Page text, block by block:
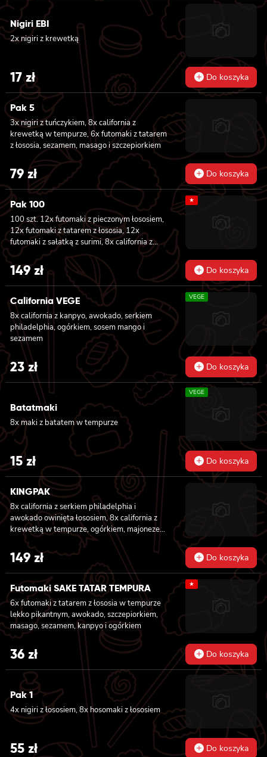
Nigiri EBI
2x nigiri z krewetką
17zł Do koszyka
Pak 5
3x nigiri z tuńczykiem, 8x california z
krewetką w tempurze, 6x futomaki z tatarem
z łososia, sezamem, masago i szczepiorkiem
79 zł Do koszyka
Pak 100
100 szt. 12x futomaki z pieczonym łososiem,
12x futomaki z tatarem z łososia, 12x
futomaki z sałatką z surimi, 8x california z
tuńczykiem, 8x california z pieczonym
łososiem, 8x california z krewetką w
tempurze, 8x maki z ogórkiem, 8x maki z
oshinko, 8x maki z surimi, 8x maki z łososiem,
8x maki z kanpyo
★
149zł Do koszyka
California VEGE
8x california z kanpyo, awokado, serkiem
philadelphia, ogórkiem, sosem mango i
sezamem
VEGE
23zł Do koszyka
Batatmaki
8x maki z batatem w tempurze
VEGE
15zł Do koszyka
KINGPAK
8x california z serkiem philadelphia i
awokado owinięta łososiem, 8x california z
krewetką w tempurze, ogórkiem, majonezem
lekko pikantnym, sezam i masago owinięta
łososiem, 8x california z łososiem, serkiem
philadelphia, ogórkiem, majonezem lekko
pikantnym i sezamem owinięta krewetką, 8x
california z krewetką w tempurze, ogórkiem,
majonezem lekko pikantnym, sosem teriyaki i
sezamem owinięta węgorzem i awokado
149 zł Do koszyka
Futomaki SAKE TATAR TEMPURA
6x futomaki z tatarem z łososia w tempurze
lekko pikantnym, awokado, szczepiorkiem,
masago, sezamem, kanpyo i ogórkiem
★
36 zł Do koszyka
Pak 1
4x nigiri z łososiem, 8x hosomaki z łososiem
55 zł Do koszyka